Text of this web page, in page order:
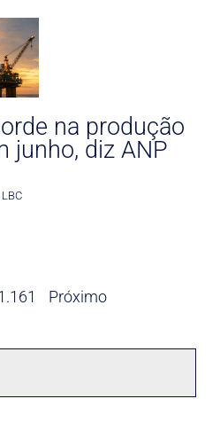
na produção
junho, diz ANP
Próximo